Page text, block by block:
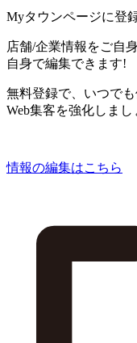
Myタウンページに登
店舗/企業情報をご自
自身で編集できます!
無料登録で、いつで
Web集客を強化しまし
情報の編集はこちら